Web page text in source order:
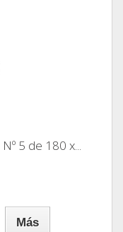
5 de 180 x...
Más